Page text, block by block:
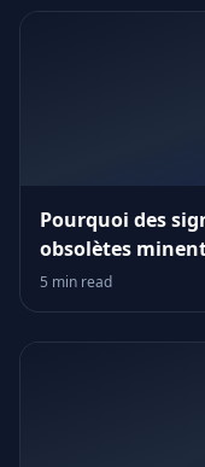
Pourquoi des
obsolètes
entonnoir
5 min read